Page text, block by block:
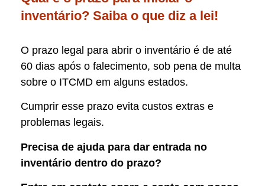
inventário? Saiba o que diz a lei!
O prazo legal para abrir o inventário é de até
60 dias após o falecimento, sob pena de multa
sobre o ITCMD em alguns estados.
Cumprir esse prazo evita custos extras e
problemas legais.
Precisa de ajuda para dar entrada no
inventário dentro do prazo?